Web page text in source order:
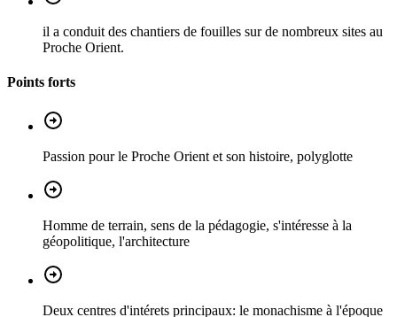
il a conduit des chantiers de fouilles sur de nombreux sites au
Proche Orient.
Points forts
Passion pour le Proche Orient et son histoire, polyglotte
Homme de terrain, sens de la pédagogie, s'intéresse à la
géopolitique, l'architecture
Deux centres d'intérets principaux: le monachisme à l'époque